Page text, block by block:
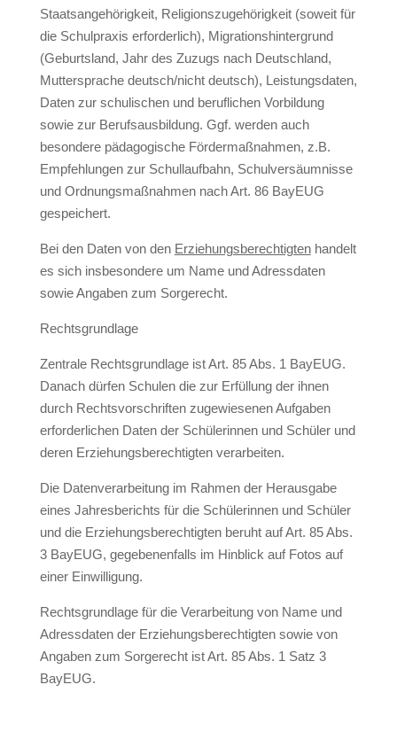
Staatsangehörigkeit, Religionszugehörigkeit (soweit für
die Schulpraxis erforderlich), Migrationshintergrund
(Geburtsland, Jahr des Zuzugs nach Deutschland,
Muttersprache deutsch/nicht deutsch), Leistungsdaten,
Daten zur schulischen und beruflichen Vorbildung
sowie zur Berufsausbildung. Ggf. werden auch
besondere pädagogische Fördermaßnahmen, z.B.
Empfehlungen zur Schullaufbahn, Schulversäumnisse
und Ordnungsmaßnahmen nach Art. 86 BayEUG
gespeichert.
Bei den Daten von den Erziehungsberechtigtenhandelt
es sich insbesondere um Name und Adressdaten
sowie Angaben zum Sorgerecht.
Rechtsgrundlage
Zentrale Rechtsgrundlage ist Art. 85 Abs. 1 BayEUG.
Danach dürfen Schulen die zur Erfüllung der ihnen
durch Rechtsvorschriften zugewiesenen Aufgaben
erforderlichen Daten der Schülerinnen und Schüler und
deren Erziehungsberechtigten verarbeiten.
Die Datenverarbeitung im Rahmen der Herausgabe
eines Jahresberichts für die Schülerinnen und Schüler
und die Erziehungsberechtigten beruht auf Art. 85 Abs.
3 BayEUG, gegebenenfalls im Hinblick auf Fotos auf
einer Einwilligung.
Rechtsgrundlage für die Verarbeitung von Name und
Adressdaten der Erziehungsberechtigten sowie von
Angaben zum Sorgerecht ist Art. 85 Abs. 1 Satz 3
BayEUG.